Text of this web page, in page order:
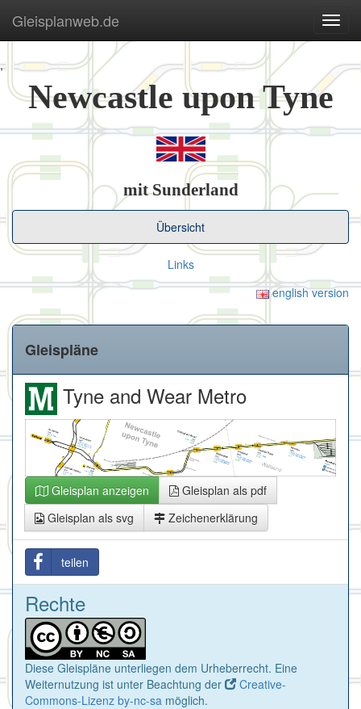
,
ein-/
Gleisplanweb.de
Newcastle upon Tyne
mit Sunderland
Übersicht
Links
english version
Gleispläne
Tyne and Wear Metro
Gleisplan anzeigen
Gleisplan als pdf
Gleisplan als svg
Zeichenerklärung
teilen
Rechte
Diese Gleispläne unterliegen dem Urheberrecht. Eine
Weiternutzung ist unter Beachtung der
Creative-
Commons-Lizenz by-nc-sa möglich.